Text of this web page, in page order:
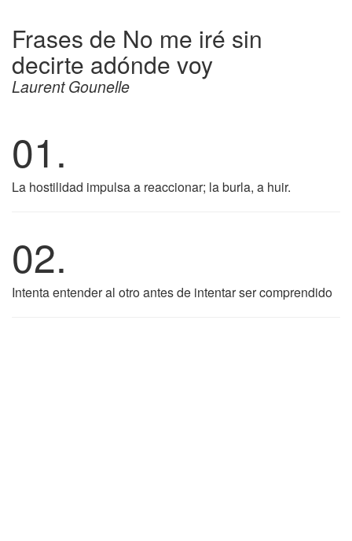
Frases de No me iré sin
decirte adónde voy
Laurent Gounelle
01.
La hostilidad impulsa a reaccionar; la burla, a huir.
02.
Intenta entender al otro antes de intentar ser comprendido